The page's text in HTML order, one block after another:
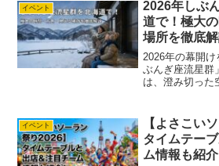
は、サ...
イベント
2026年しぶ
道で！極大
場所を徹底
2026年の幕開
ぶんぎ座流星群
は、澄み切った
が存在し、少し
す。どさんこさ
イベント
【よさこい
タイムテー
ム情報も紹介